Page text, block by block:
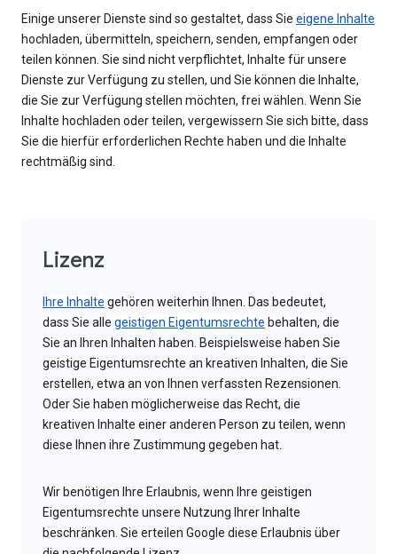
Einige unserer Dienste sind so gestaltet, dass Sie eigene Inhalte
hochladen, übermitteln, speichern, senden, empfangen oder
teilen können. Sie sind nicht verpflichtet, Inhalte für unsere
Dienste zur Verfügung zu stellen, und Sie können die Inhalte,
die Sie zur Verfügung stellen möchten, frei wählen. Wenn Sie
Inhalte hochladen oder teilen, vergewissern Sie sich bitte, dass
Sie die hierfür erforderlichen Rechte haben und die Inhalte
rechtmäßig sind.
Lizenz
Ihre Inhalte gehören weiterhin Ihnen. Das bedeutet,
dass Sie alle geistigen Eigentumsrechte behalten, die
Sie an Ihren Inhalten haben. Beispielsweise haben Sie
geistige Eigentumsrechte an kreativen Inhalten, die Sie
erstellen, etwa an von Ihnen verfassten Rezensionen.
Oder Sie haben möglicherweise das Recht, die
kreativen Inhalte einer anderen Person zu teilen, wenn
diese Ihnen ihre Zustimmung gegeben hat.
Wir benötigen Ihre Erlaubnis, wenn Ihre geistigen
Eigentumsrechte unsere Nutzung Ihrer Inhalte
beschränken. Sie erteilen Google diese Erlaubnis über